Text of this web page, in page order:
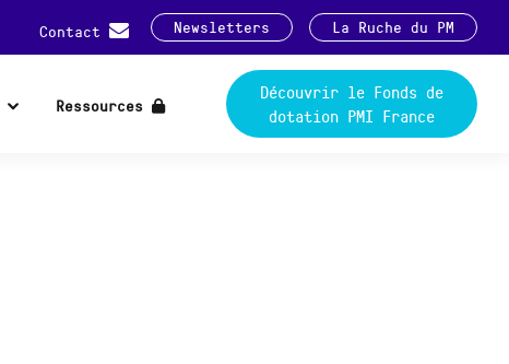
Contact Newsletters La Ruche du PM
Ressources
Découvrir le Fonds de
dotation PMI France